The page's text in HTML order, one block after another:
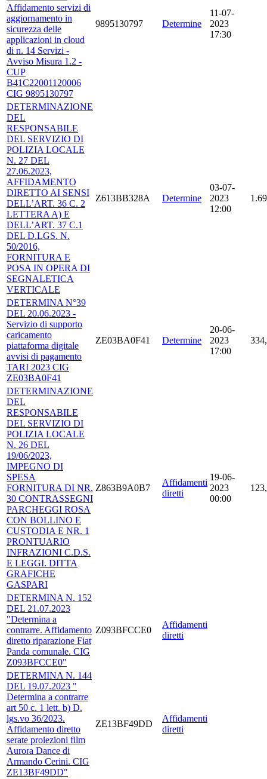
Affidamento servizi di
aggiornamento in
sicurezza delle
applicazioni in cloud
di n. 14 Servizi -
Avviso Misura 1.2 -
CUP
B41C22001120006
CIG 9895130797
9895130797 Determine
11-07-
2023
17:30
DETERMINAZIONE
DEL
RESPONSABILE
DEL SERVIZIO DI
POLIZIA LOCALE
N. 27 DEL
27.06.2023,
AFFIDAMENTO
DIRETTO AI SENSI
DELL’ART. 36 C. 2
LETTERA A) E
DELL’ART. 37 C.1
DEL D.LGS. N.
50/2016,
FORNITURA E
POSA IN OPERA DI
SEGNALETICA
VERTICALE
Z613BB328A Determine
03-07-
2023
12:00
DETERMINA N°39
DEL 20.06.2023 -
Servizio di supporto
caricamento
piattaforma digitale
avvisi di pagamento
TARI 2023 CIG
ZE03BA0F41
ZE03BA0F41 Determine
20-06-
2023
17:00
DETERMINAZIONE
DEL
RESPONSABILE
DEL SERVIZIO DI
POLIZIA LOCALE
N. 26 DEL
19/06/2023,
IMPEGNO DI
SPESA
FORNITURA DI NR.
30 CONTRASSEGNI
PARCHEGGI ROSA
CON BOLLINO E
CUSTODIA E NR. 1
PRONTUARIO
INFRAZIONI C.D.S.
E LEGGI. DITTA
GRAFICHE
GASPARI
Z863B9A0B7
Affidamenti
diretti
19-06-
2023
00:00
DETERMINA N. 152
DEL 21.07.2023
"Determina a
contrarre. Affidamento
diretto riparazione Fiat
Panda comunale. CIG
Z093BFCCE0"
Z093BFCCE0
Affidamenti
diretti
DETERMINA N. 144
DEL 19.07.2023 "
Determina a contrarre
art 50 c. 1 lett. b) D.
lgs.vo 36/2023.
Affidamento diretto
serate proiezioni film
Aurora Dance di
Armando Cerini. CIG
ZE13BF49DD"
ZE13BF49DD
Affidamenti
diretti